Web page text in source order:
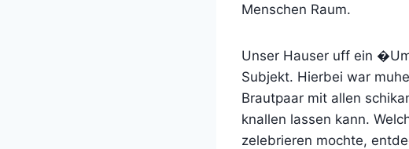
Menschen Raum.
Unser Hauser uff ein
Subjekt. Hierbei war
Brautpaar mit allen
knallen lassen kann.
zelebrieren mochte,